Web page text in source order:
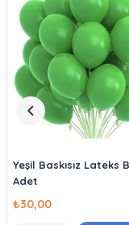
Yeşil Baskısız Lateks
Adet
₺30,00